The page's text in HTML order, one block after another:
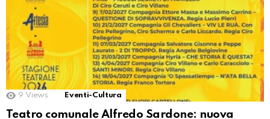
9 Views Eventi-Cultura
Teatro comunale Alfredo Sardone: nuova